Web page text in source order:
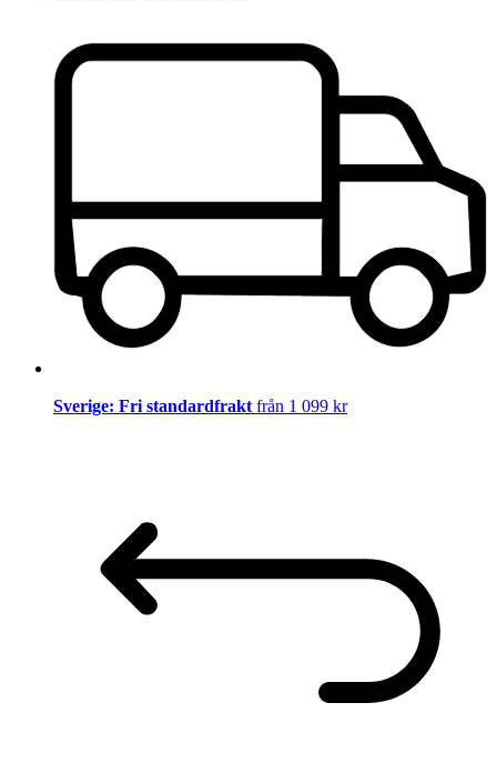
Sverige: Fri standardfrakt från 1 099 kr